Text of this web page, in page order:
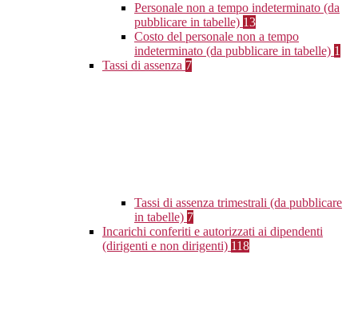
Personale non a tempo indeterminato (da
pubblicare in tabelle) 13
Costo del personale non a tempo
indeterminato (da pubblicare in tabelle) 1
Tassi di assenza 7
Tassi di assenza trimestrali (da pubblicare
in tabelle) 7
Incarichi conferiti e autorizzati ai dipendenti
(dirigenti e non dirigenti) 118